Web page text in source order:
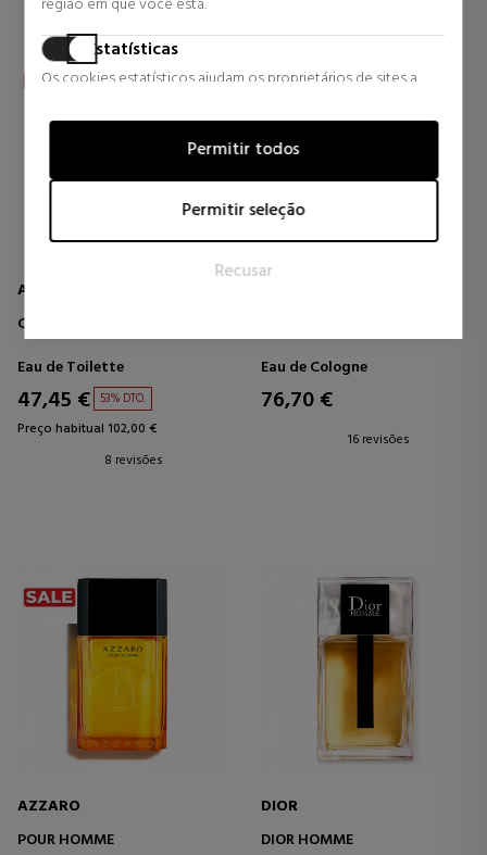
Estatísticas
Os cookies estatísticos ajudam os proprietários de sites a
coletando e fornecendo informações de forma anônima.
Os cookies de marketing são usados para rastrear visitantes
em sites. A intenção é exibir anúncios que sejam relevantes e
atraentes para o usuário individual e, portanto, mais valiosos
para editores e anunciantes terceirizados.
Permitir todos
Permitir seleção
Recusar
AZZARO
CHROME
Eau de Toilette
47,45 € 53% DTO.
Preço habitual 102,00 €
8 revisões
Eau de Cologne
76,70 €
16 revisões
AZZARO
POUR HOMME
DIOR
DIOR HOMME